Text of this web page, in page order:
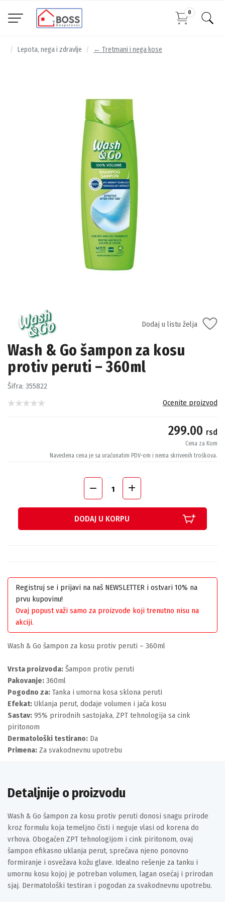
0
Lepota, nega i zdravlje ← Tretmani i nega kose
Dodaj u listu želja
Wash & Go šampon za kosu
protiv peruti – 360ml
Šifra: 355822
Ocenite proizvod
299.00 rsd
Cena za Kom
Navedena cena je sa uračunatim PDV-om i nema skrivenih troškova.
DODAJ U KORPU
Registruj se i prijavi na naš NEWSLETTER i ostvari 10% na
prvu kupovinu!
Ovaj popust važi samo za proizvode koji trenutno nisu na
akciji.
Wash & Go šampon za kosu protiv peruti – 360ml
Vrsta proizvoda: Šampon protiv peruti
Pakovanje: 360ml
Pogodno za: Tanka i umorna kosa sklona peruti
Efekat: Uklanja perut, dodaje volumen i jača kosu
Sastav: 95% prirodnih sastojaka, ZPT tehnologija sa cink
piritonom
Dermatološki testirano: Da
Primena: Za svakodnevnu upotrebu
Detaljnije o proizvodu
Wash & Go šampon za kosu protiv peruti donosi snagu prirode
kroz formulu koja temeljno čisti i neguje vlasi od korena do
vrhova. Obogaćen ZPT tehnologijom i cink piritonom, ovaj
šampon efikasno uklanja perut, sprečava njeno ponovno
formiranje i osvežava kožu glave. Idealno rešenje za tanku i
umornu kosu kojoj je potreban volumen, lagan osećaj i prirodan
sjaj. Dermatološki testiran i pogodan za svakodnevnu upotrebu.